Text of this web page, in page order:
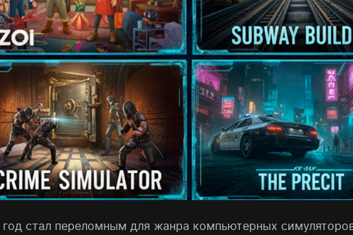
стал переломным для жанра компьютерных